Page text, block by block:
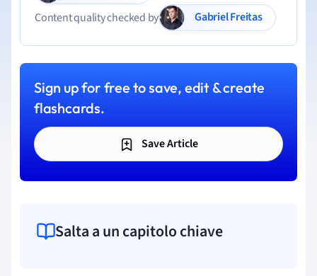
Content quality checked by
Gabriel Freitas
Sign up for free to save, edit & create
flashcards.
Save Article
Salta a un capitolo chiave